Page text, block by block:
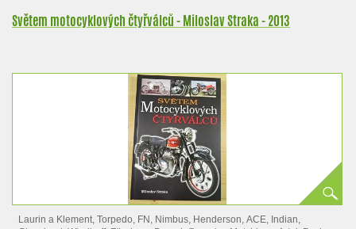
Světem motocyklových čtyřválců - Miloslav Straka - 2013
Laurin a Klement, Torpedo, FN, Nimbus, Henderson, ACE, Indian,